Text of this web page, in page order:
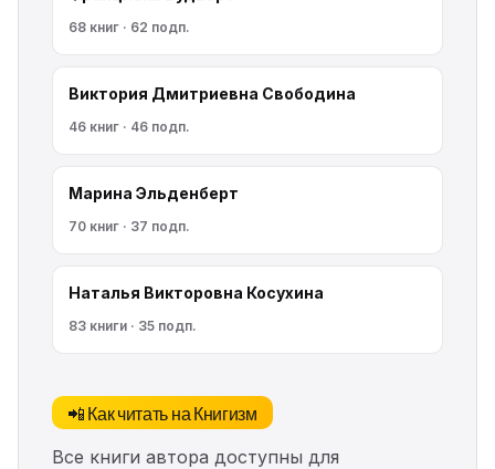
68 книг · 62 подп.
Виктория Дмитриевна Свободина
46 книг · 46 подп.
Марина Эльденберт
70 книг · 37 подп.
Наталья Викторовна Косухина
83 книги · 35 подп.
📲 Как читать на Книгизм
Все книги автора доступны для